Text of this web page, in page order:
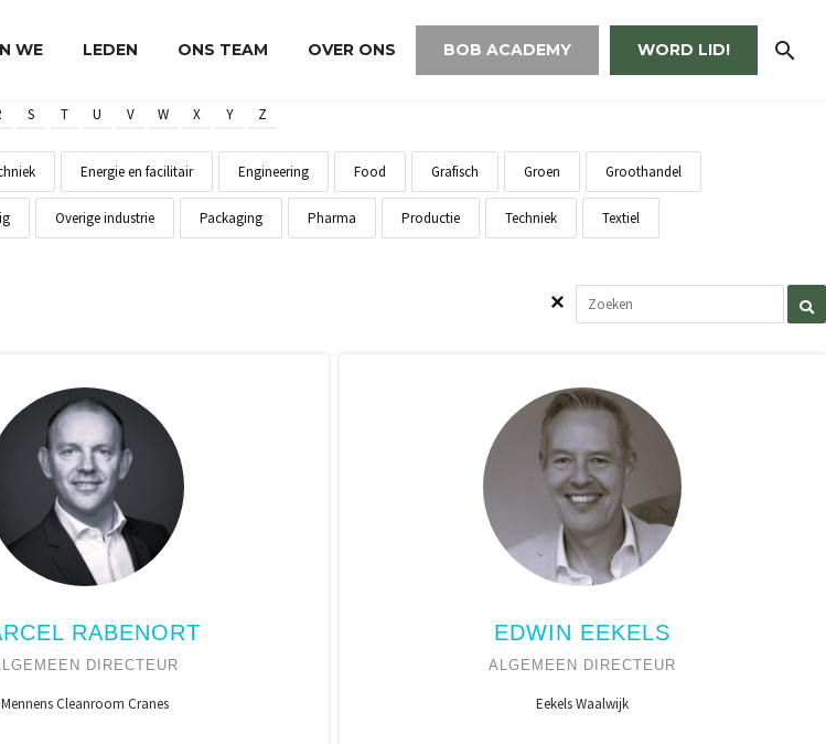
WE LEDEN ONS TEAM OVER ONS BOB ACADEMY WORD LID!
S T U V W X Y Z
Energie en facilitair Engineering Food Grafisch Groen Groothandel
Overige industrie Packaging Pharma Productie Techniek Textiel
RABENORT
DIRECTEUR
Mennens Cleanroom Cranes
EDWIN EEKELS
ALGEMEEN DIRECTEUR
Eekels Waalwijk